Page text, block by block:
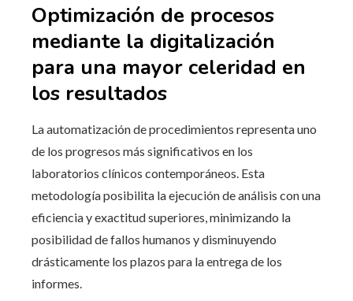
Optimización de procesos
mediante la digitalización
para una mayor celeridad en
los resultados
La automatización de procedimientos representa uno
de los progresos más significativos en los
laboratorios clínicos contemporáneos. Esta
metodología posibilita la ejecución de análisis con una
eficiencia y exactitud superiores, minimizando la
posibilidad de fallos humanos y disminuyendo
drásticamente los plazos para la entrega de los
informes.